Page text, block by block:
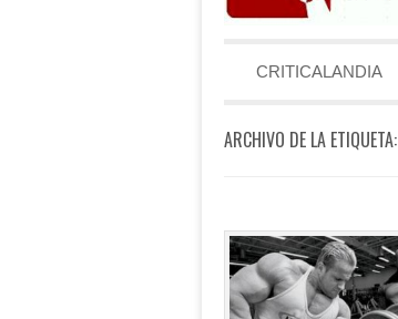
Menú
CRITICALANDIA
ARCHIVO DE LA ETIQUETA: